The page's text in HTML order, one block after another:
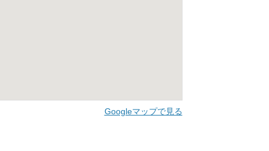
Googleマップで見る